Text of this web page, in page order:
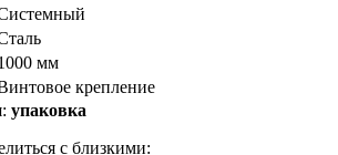
мм
крепление
упаковка
с близкими: